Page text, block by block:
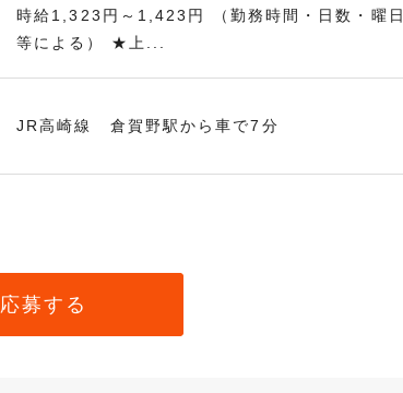
時給1,323円～1,423円 （勤務時間・日数・曜日
等による） ★上...
JR高崎線 倉賀野駅から車で7分
応募する